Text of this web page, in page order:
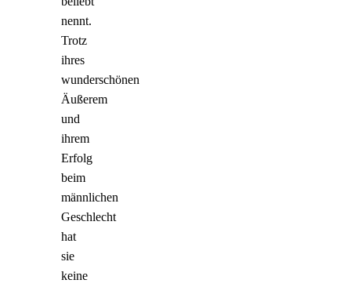
nennt.
Trotz
ihres
wunderschönen
Äußerem
und
ihrem
Erfolg
beim
männlichen
Geschlecht
hat
sie
keine